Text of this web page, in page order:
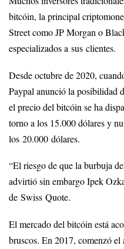
bitcóin, la principal
Street como JP Morgan o
especializados a sus clientes.
Desde octubre de 2020,
Paypal anunció la posibilidad
el precio del bitcóin se ha
torno a los 15.000 dólares y
los 20.000 dólares.
“El riesgo de que la burbuja
advirtió sin embargo Ipek
de Swiss Quote.
El mercado del bitcóin está
bruscos. En 2017, comenzó el